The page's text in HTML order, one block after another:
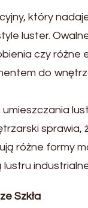
który
luster.
czy różne
do
różne formy
Szkła